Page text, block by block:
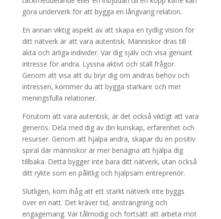
göra underverk för att bygga en långvarig relation.
En annan viktig aspekt av att skapa en tydlig vision för
ditt nätverk är att vara autentisk. Människor dras till
äkta och ärliga individer. Var dig själv och visa genuint
intresse för andra. Lyssna aktivt och ställ frågor.
Genom att visa att du bryr dig om andras behov och
intressen, kommer du att bygga starkare och mer
meningsfulla relationer.
Förutom att vara autentisk, är det också viktigt att vara
generös. Dela med dig av din kunskap, erfarenhet och
resurser. Genom att hjälpa andra, skapar du en positiv
spiral där människor är mer benägna att hjälpa dig
tillbaka. Detta bygger inte bara ditt nätverk, utan också
ditt rykte som en pålitlig och hjälpsam entreprenör.
Slutligen, kom ihåg att ett starkt nätverk inte byggs
över en natt. Det kräver tid, ansträngning och
engagemang. Var tålmodig och fortsätt att arbeta mot